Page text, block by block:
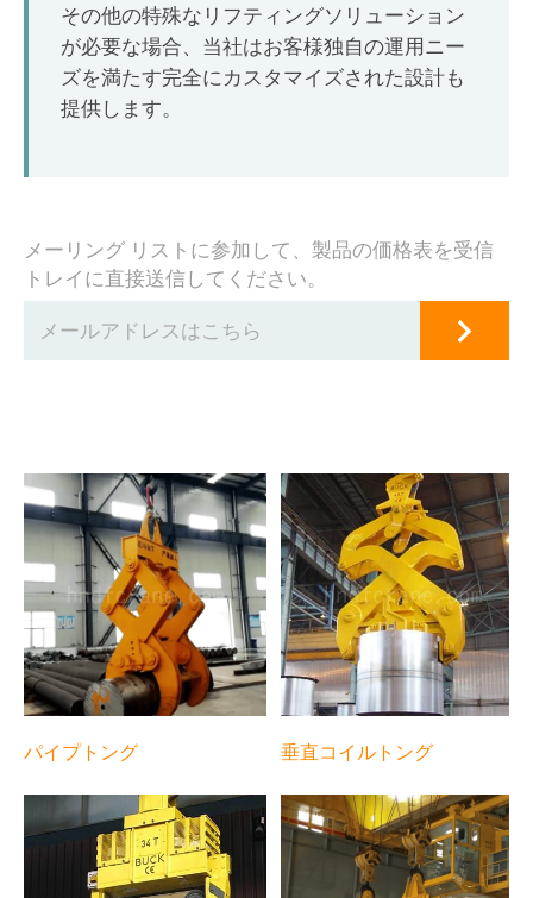
その他の特殊なリフティングソリューション
が必要な場合、当社はお客様独自の運用ニー
ズを満たす完全にカスタマイズされた設計も
提供します。
メーリング リストに参加して、製品の価格表を受信
トレイに直接送信してください。
パイプトング 垂直コイルトング